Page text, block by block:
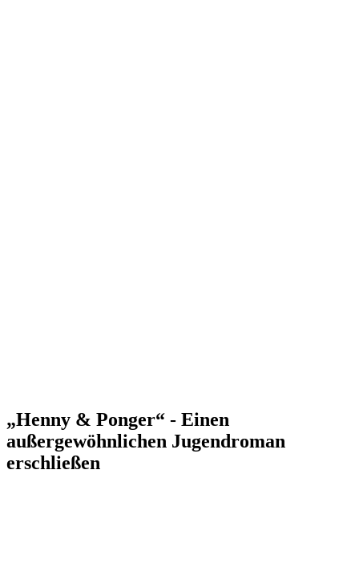
„Henny & Ponger“ - Einen
außergewöhnlichen Jugendroman
erschließen